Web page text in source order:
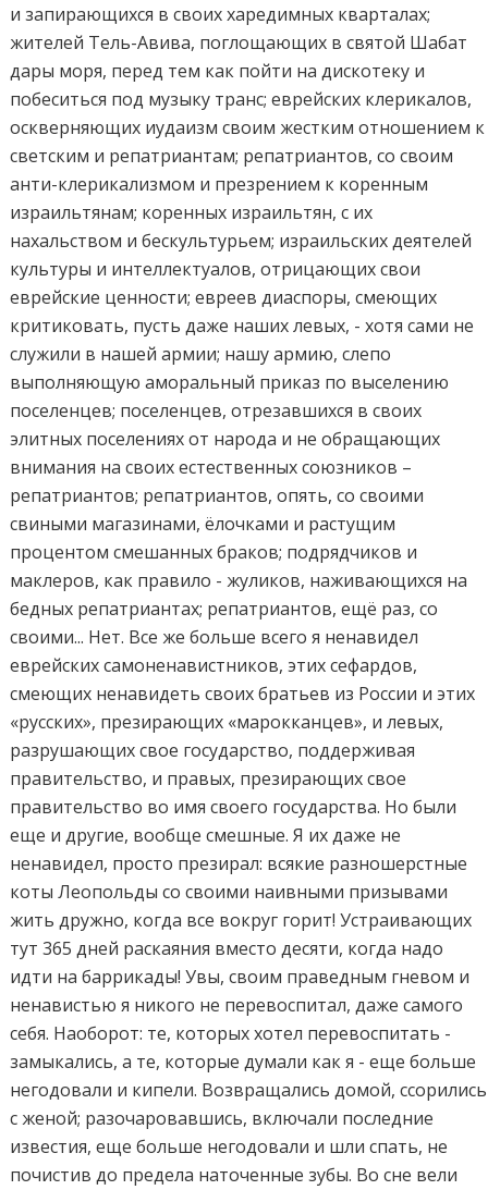
и запирающихся в своих харедимных кварталах;
жителей Тель-Авива, поглощающих в святой Шабат
дары моря, перед тем как пойти на дискотеку и
побеситься под музыку транс; еврейских клерикалов,
оскверняющих иудаизм своим жестким отношением к
светским и репатриантам; репатриантов, со своим
анти-клерикализмом и презрением к коренным
израильтянам; коренных израильтян, с их
нахальством и бескультурьем; израильских деятелей
культуры и интеллектуалов, отрицающих свои
еврейские ценности; евреев диаспоры, смеющих
критиковать, пусть даже наших левых, - хотя сами не
служили в нашей армии; нашу армию, слепо
выполняющую аморальный приказ по выселению
поселенцев; поселенцев, отрезавшихся в своих
элитных поселениях от народа и не обращающих
внимания на своих естественных союзников –
репатриантов; репатриантов, опять, со своими
свиными магазинами, ёлочками и растущим
процентом смешанных браков; подрядчиков и
маклеров, как правило - жуликов, наживающихся на
бедных репатриантах; репатриантов, ещё раз, со
своими... Нет. Все же больше всего я ненавидел
еврейских самоненавистников, этих сефардов,
смеющих ненавидеть своих братьев из России и этих
«русских», презирающих «марокканцев», и левых,
разрушающих свое государство, поддерживая
правительство, и правых, презирающих свое
правительство во имя своего государства. Но были
еще и другие, вообще смешные. Я их даже не
ненавидел, просто презирал: всякие разношерстные
коты Леопольды со своими наивными призывами
жить дружно, когда все вокруг горит! Устраивающих
тут 365 дней раскаяния вместо десяти, когда надо
идти на баррикады! Увы, своим праведным гневом и
ненавистью я никого не перевоспитал, даже самого
себя. Наоборот: те, которых хотел перевоспитать -
замыкались, а те, которые думали как я - еще больше
негодовали и кипели. Возвращались домой, ссорились
с женой; разочаровавшись, включали последние
известия, еще больше негодовали и шли спать, не
почистив до предела наточенные зубы. Во сне вели